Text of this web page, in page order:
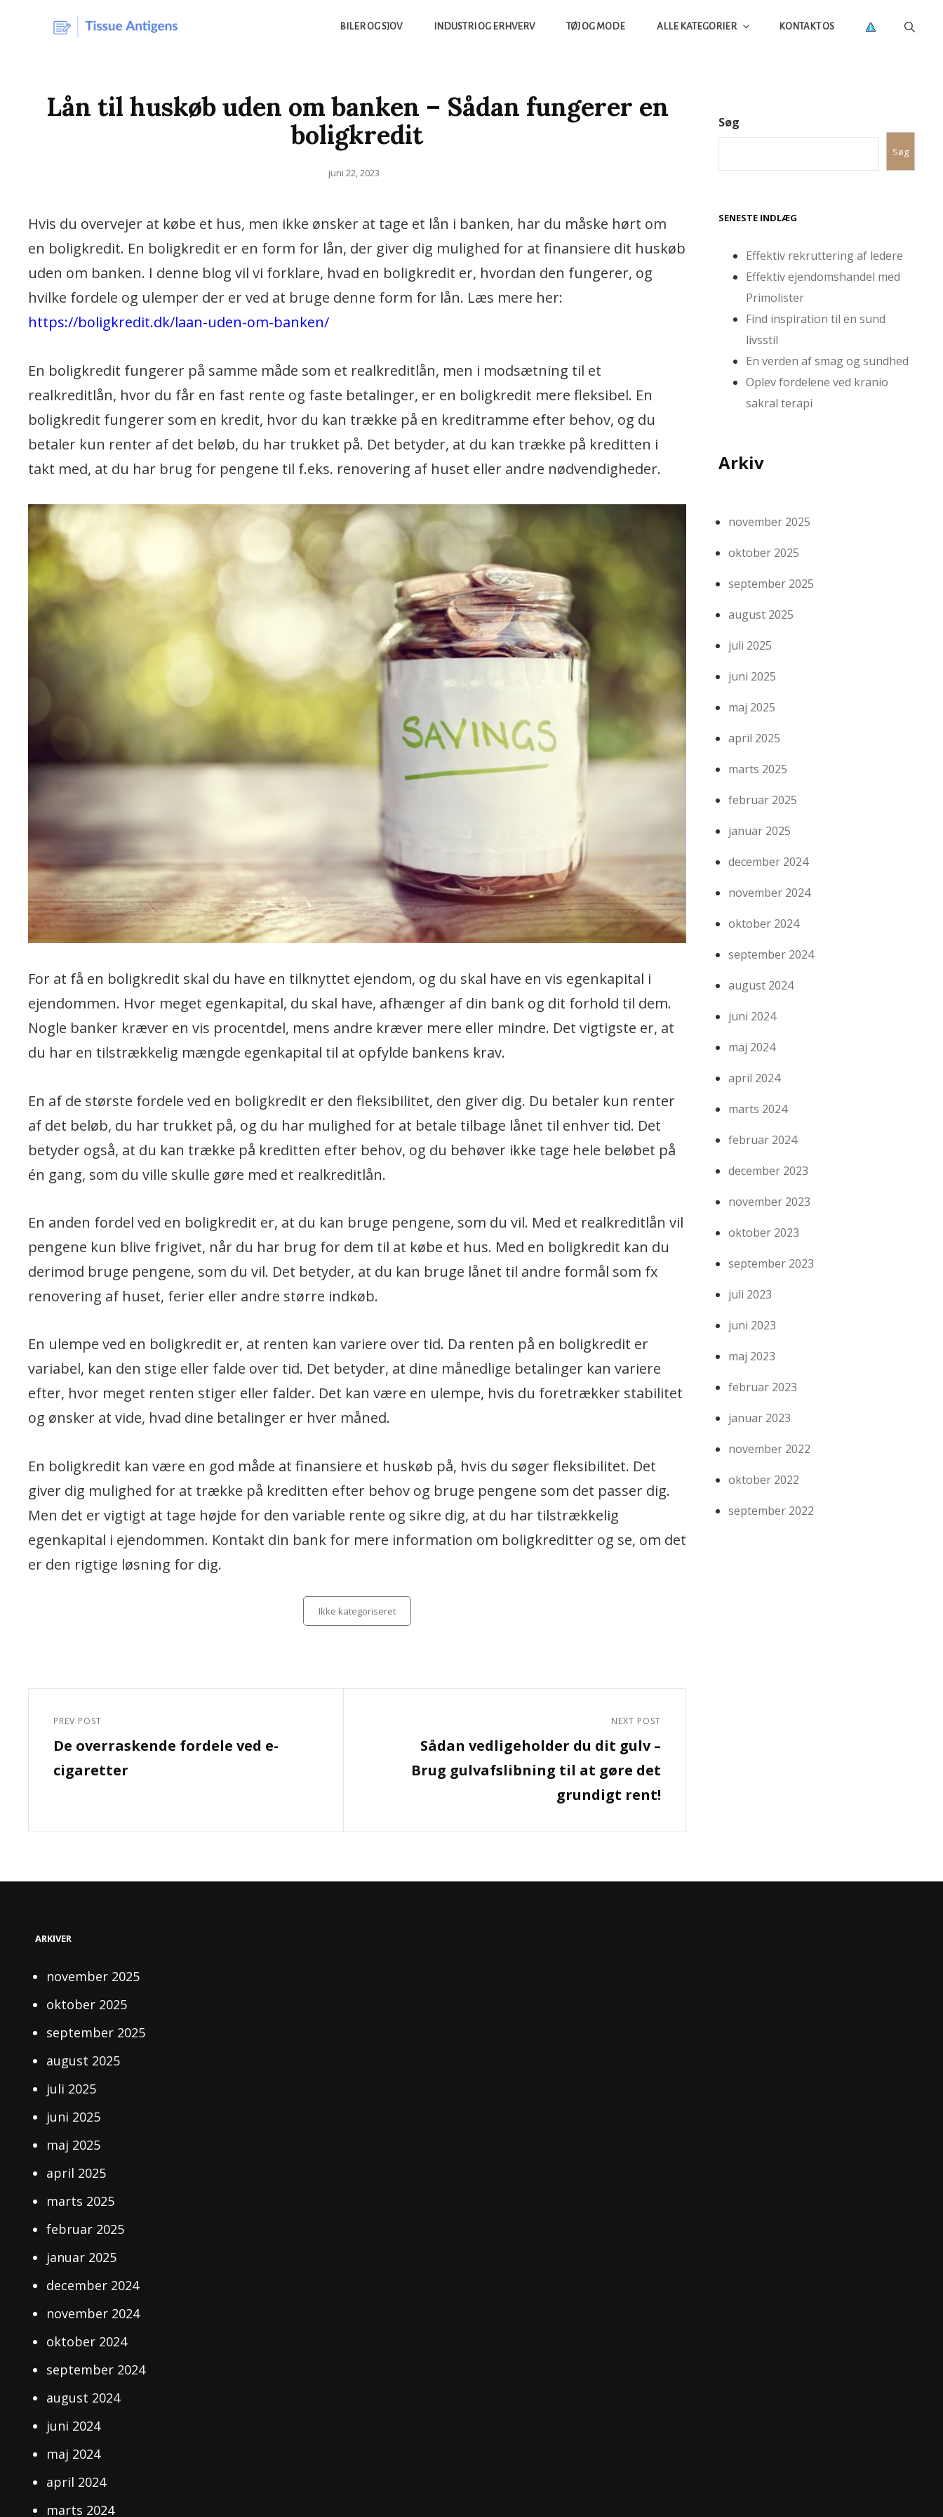
Vi Bruger De Bedste Nyheder Fra Tech Verdenen Og Meget Mere
BILER OG SJOV INDUSTRI OG ERHVERV TØJ OG MODE ALLE KATEGORIER KONTAKT OS
Lån til huskøb uden om banken – Sådan fungerer en
boligkredit
Posted
juni 22, 2023
Hvis du overvejer at købe et hus, men ikke ønsker at tage et lån i banken, har du måske hørt om
en boligkredit. En boligkredit er en form for lån, der giver dig mulighed for at finansiere dit huskøb
uden om banken. I denne blog vil vi forklare, hvad en boligkredit er, hvordan den fungerer, og
hvilke fordele og ulemper der er ved at bruge denne form for lån. Læs mere her:
https://boligkredit.dk/laan-uden-om-banken/
En boligkredit fungerer på samme måde som et realkreditlån, men i modsætning til et
realkreditlån, hvor du får en fast rente og faste betalinger, er en boligkredit mere fleksibel. En
boligkredit fungerer som en kredit, hvor du kan trække på en kreditramme efter behov, og du
betaler kun renter af det beløb, du har trukket på. Det betyder, at du kan trække på kreditten i
takt med, at du har brug for pengene til f.eks. renovering af huset eller andre nødvendigheder.
For at få en boligkredit skal du have en tilknyttet ejendom, og du skal have en vis egenkapital i
ejendommen. Hvor meget egenkapital, du skal have, afhænger af din bank og dit forhold til dem.
Nogle banker kræver en vis procentdel, mens andre kræver mere eller mindre. Det vigtigste er, at
du har en tilstrækkelig mængde egenkapital til at opfylde bankens krav.
En af de største fordele ved en boligkredit er den fleksibilitet, den giver dig. Du betaler kun renter
af det beløb, du har trukket på, og du har mulighed for at betale tilbage lånet til enhver tid. Det
betyder også, at du kan trække på kreditten efter behov, og du behøver ikke tage hele beløbet på
én gang, som du ville skulle gøre med et realkreditlån.
En anden fordel ved en boligkredit er, at du kan bruge pengene, som du vil. Med et realkreditlån vil
pengene kun blive frigivet, når du har brug for dem til at købe et hus. Med en boligkredit kan du
derimod bruge pengene, som du vil. Det betyder, at du kan bruge lånet til andre formål som fx
renovering af huset, ferier eller andre større indkøb.
En ulempe ved en boligkredit er, at renten kan variere over tid. Da renten på en boligkredit er
variabel, kan den stige eller falde over tid. Det betyder, at dine månedlige betalinger kan variere
efter, hvor meget renten stiger eller falder. Det kan være en ulempe, hvis du foretrækker stabilitet
og ønsker at vide, hvad dine betalinger er hver måned.
En boligkredit kan være en god måde at finansiere et huskøb på, hvis du søger fleksibilitet. Det
giver dig mulighed for at trække på kreditten efter behov og bruge pengene som det passer dig.
Men det er vigtigt at tage højde for den variable rente og sikre dig, at du har tilstrækkelig
egenkapital i ejendommen. Kontakt din bank for mere information om boligkreditter og se, om det
er den rigtige løsning for dig.
Categories
Ikke kategoriseret
Previous
Post
PREV POST
De overraskende fordele ved e-
cigaretter
Post
NEXT POST
Sådan vedligeholder du dit gulv –
Brug gulvafslibning til at gøre det
grundigt rent!
Søg
Søg
SENESTE INDLÆG
Effektiv rekruttering af ledere
Effektiv ejendomshandel med
Primolister
Find inspiration til en sund
livsstil
En verden af smag og sundhed
Oplev fordelene ved kranio
sakral terapi
Arkiv
november 2025
oktober 2025
september 2025
august 2025
juli 2025
juni 2025
maj 2025
april 2025
marts 2025
februar 2025
januar 2025
december 2024
november 2024
oktober 2024
september 2024
august 2024
juni 2024
maj 2024
april 2024
marts 2024
februar 2024
december 2023
november 2023
oktober 2023
september 2023
juli 2023
juni 2023
maj 2023
februar 2023
januar 2023
november 2022
oktober 2022
september 2022
ARKIVER
november 2025
oktober 2025
september 2025
august 2025
juli 2025
juni 2025
maj 2025
april 2025
marts 2025
februar 2025
januar 2025
december 2024
november 2024
oktober 2024
september 2024
august 2024
juni 2024
maj 2024
april 2024
marts 2024